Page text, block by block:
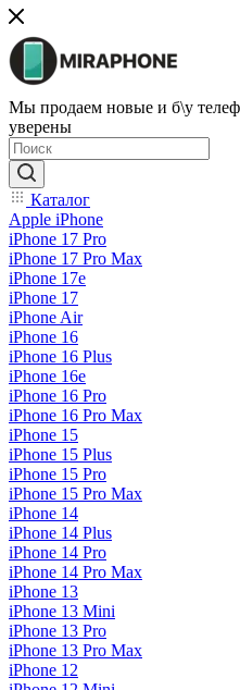
Мы продаем новые и б\у
уверены
Каталог
Apple iPhone
iPhone 17 Pro
iPhone 17 Pro Max
iPhone 17e
iPhone 17
iPhone Air
iPhone 16
iPhone 16 Plus
iPhone 16e
iPhone 16 Pro
iPhone 16 Pro Max
iPhone 15
iPhone 15 Plus
iPhone 15 Pro
iPhone 15 Pro Max
iPhone 14
iPhone 14 Plus
iPhone 14 Pro
iPhone 14 Pro Max
iPhone 13
iPhone 13 Mini
iPhone 13 Pro
iPhone 13 Pro Max
iPhone 12